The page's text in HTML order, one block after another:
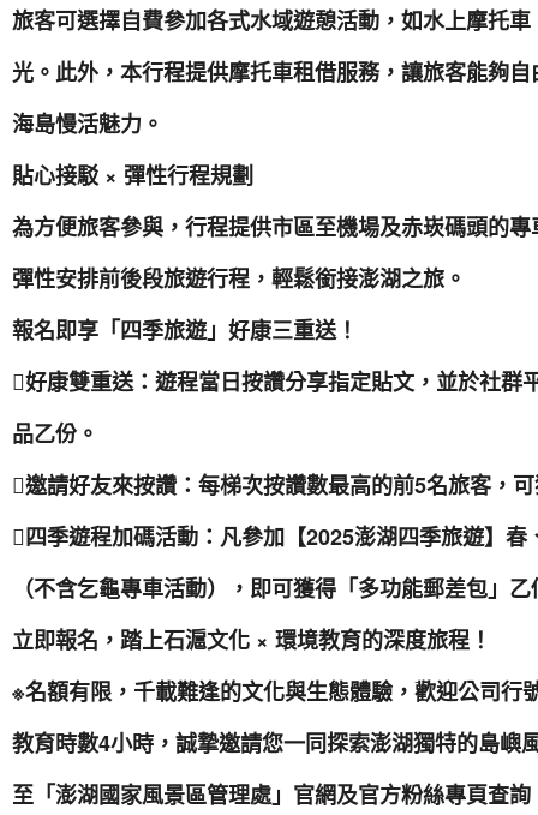
旅客可選擇自費參加各式水域遊憩活動，如水上摩托
光。此外，本行程提供摩托車租借服務，讓旅客能夠
海島慢活魅力。
貼心接駁 × 彈性行程規劃
為方便旅客參與，行程提供市區至機場及赤崁碼頭的
彈性安排前後段旅遊行程，輕鬆銜接澎湖之旅。
報名即享「四季旅遊」好康三重送！
好康雙重送：遊程當日按讚分享指定貼文，並於社群
品乙份。
邀請好友來按讚：每梯次按讚數最高的前5名旅客，
四季遊程加碼活動：凡參加【2025澎湖四季旅遊】
（不含乞龜專車活動），即可獲得「多功能郵差包」乙
立即報名，踏上石滬文化 × 環境教育的深度旅程！
※名額有限，千載難逢的文化與生態體驗，歡迎公司行
教育時數4小時，誠摯邀請您一同探索澎湖獨特的島嶼
至「澎湖國家風景區管理處」官網及官方粉絲專頁查詢